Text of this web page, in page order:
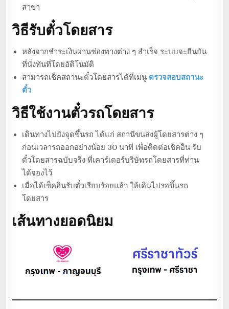
สาขา
วิธีรับตั๋วโดยสาร
หลังจากชำระเงินผ่านช่องทางต่าง ๆ สำเร็จ ระบบจะยืนยัน
ที่นั่งทันที่โดยอัติโนมัติ
สามารถเช็คสถานะตั๋วโดยสารได้ที่เมนู ตรวจสอบสถานะ
ตั๋ว
วิธีใช้งานตั๋วรถโดยสาร
เดินทางไปยังจุดขึ้นรถ ได้แก่ สถานีขนส่งผู้โดยสารต่าง ๆ
ก่อนเวลารถออกอย่างน้อย 30 นาที เพื่อติดต่อเช็คอิน รับ
ตั๋วโดยสารฉบับจริง ที่เคาร์เตอร์บริษัทรถโดยสารที่ท่าน
ได้จองไว้
เมื่อได้เช็คอินรับตั๋วเรียบร้อยแล้ว ให้เดินไปรอขึ้นรถ
โดยสาร
เส้นทางยอดนิยม